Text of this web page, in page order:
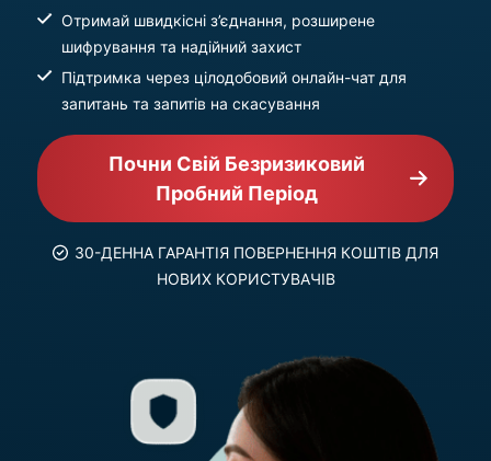
Отримай швидкісні з’єднання, розширене
шифрування та надійний захист
Підтримка через цілодобовий онлайн-чат для
запитань та запитів на скасування
Почни Свій Безризиковий
Пробний Період
30-ДЕННА ГАРАНТІЯ ПОВЕРНЕННЯ КОШТІВ ДЛЯ
НОВИХ КОРИСТУВАЧІВ